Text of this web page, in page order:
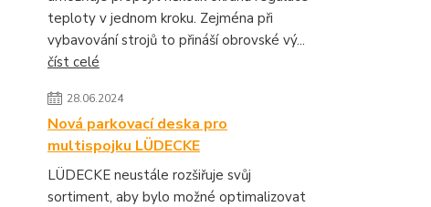
teploty v jednom kroku. Zejména při
vybavování strojů to přináší obrovské vý...
číst celé
28.06.2024
Nová parkovací deska pro
multispojku LÜDECKE
LÜDECKE neustále rozšiřuje svůj
sortiment, aby bylo možné optimalizovat